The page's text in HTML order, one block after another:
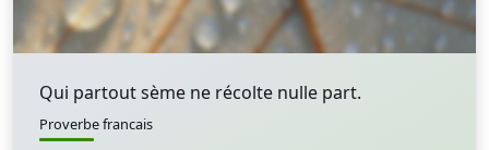
Qui partout sème ne récolte nulle part.
Proverbe francais